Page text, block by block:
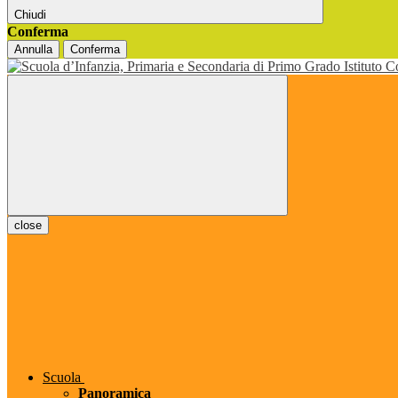
Chiudi
Conferma
Annulla Conferma
close
Scuola
Panoramica